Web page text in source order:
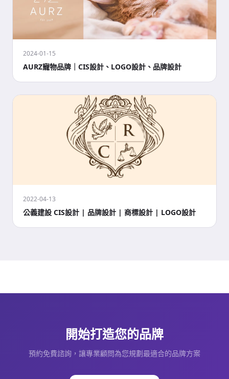
2024-01-15
AURZ寵物品牌｜CIS設計、LOGO設計、品牌設計
2022-04-13
公義建設 CIS設計 | 品牌設計 | 商標設計 | LOGO設計
開始打造您的品牌
預約免費諮詢，讓專業顧問為您規劃最適合的品牌方案